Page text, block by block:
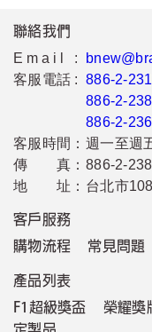
聯絡我們
Email :
客服電話 : 886-2-
886-2-
886-2-
客服時間： 週一至週
傳 真： 886-2-
地 址： 台北市
客戶服務
購物流程
常見問題
產品列表
F1超級獎盃
榮耀獎